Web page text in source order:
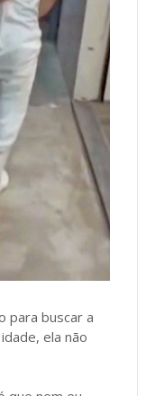
para buscar a
ela não